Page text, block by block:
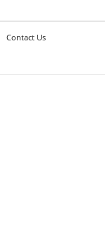
Contact Us